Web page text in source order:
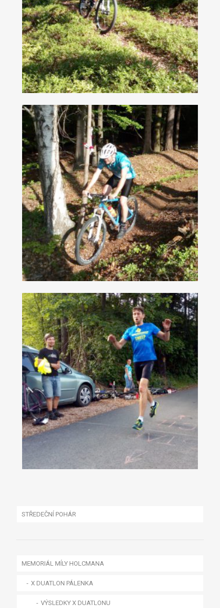
STŘEDEČNÍ POHÁR
MEMORIÁL MÍLY HOLCMANA
X DUATLON PÁLENKA
VÝSLEDKY X DUATLONU